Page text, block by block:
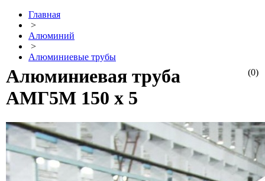
Главная
>
Алюминий
>
Алюминиевые трубы
(0)
Алюминиевая труба
АМГ5М 150 х 5